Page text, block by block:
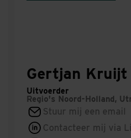
Gertjan Kruijt
Uitvoerder
Regio's Noord-Holland,
Stuur mij een email
Contacteer mij via